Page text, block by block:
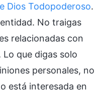
Dios Todopoderoso.
No traigas
relacionadas con
que digas solo
personales, no
está interesada en